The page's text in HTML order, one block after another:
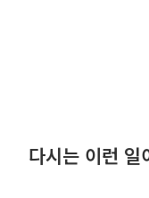
다시는 이런